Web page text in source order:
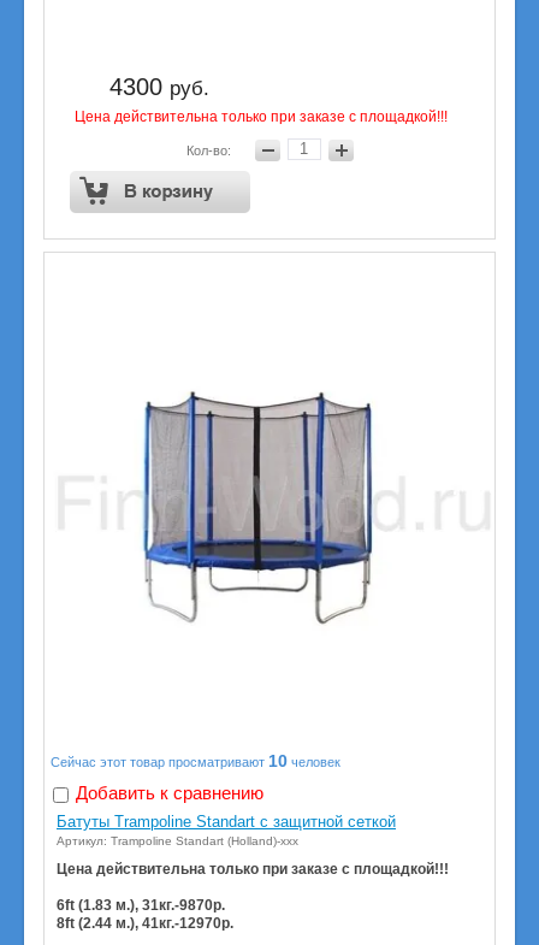
4300 руб.
Цена действительна только при заказе с площадкой!!!
Кол-во:
Сейчас этот товар просматривают 10 человек
Добавить к сравнению
Батуты Trampoline Standart с защитной сеткой
Артикул: Trampoline Standart (Holland)-ххх
Цена действительна только при заказе с площадкой!!!
6ft (1.83 м.), 31кг.-9870р.
8ft (2.44 м.), 41кг.-12970р.